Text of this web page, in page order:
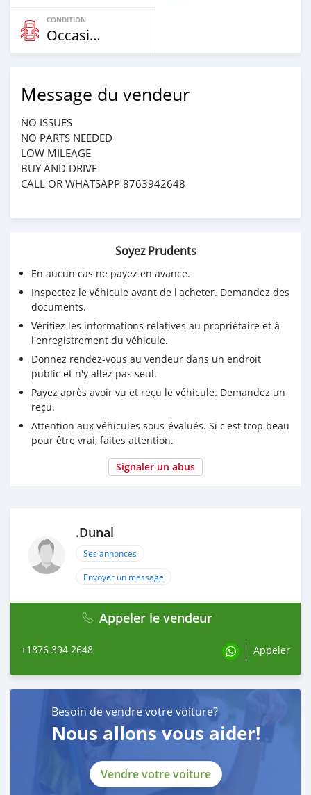
CONDITION
Occasion
Message du vendeur
NO ISSUES
NO PARTS NEEDED
LOW MILEAGE
BUY AND DRIVE
CALL OR WHATSAPP 8763942648
Soyez Prudents
En aucun cas ne payez en avance.
Inspectez le véhicule avant de l'acheter. Demandez des
documents.
Vérifiez les informations relatives au propriétaire et à
l'enregistrement du véhicule.
Donnez rendez-vous au vendeur dans un endroit
public et n'y allez pas seul.
Payez après avoir vu et reçu le véhicule. Demandez un
reçu.
Attention aux véhicules sous-évalués. Si c'est trop beau
pour être vrai, faites attention.
Signaler un abus
.Dunal
Ses annonces
Envoyer un message
Appeler le vendeur
+1876 394 2648 Appeler
Besoin de vendre votre voiture?
Nous allons vous aider!
Vendre votre voiture